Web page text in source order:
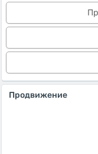
Продвижение